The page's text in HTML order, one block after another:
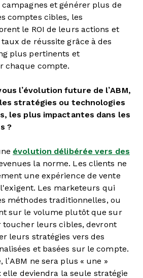
et générer plus de
comptes cibles, les
le ROI de leurs actions et
de réussite grâce à des
plus pertinents et
chaque compte.
l’évolution future de l’ABM,
stratégies ou technologies
les plus impactantes dans les
?
évolution délibérée vers des
la norme. Les clients ne
une expérience de vente
Les marketeurs qui
méthodes traditionnelles, ou
sur le volume plutôt que sur
toucher leurs cibles, devront
leurs stratégies vers des
et basées sur le compte.
ne sera plus « une »
elle deviendra la seule stratégie